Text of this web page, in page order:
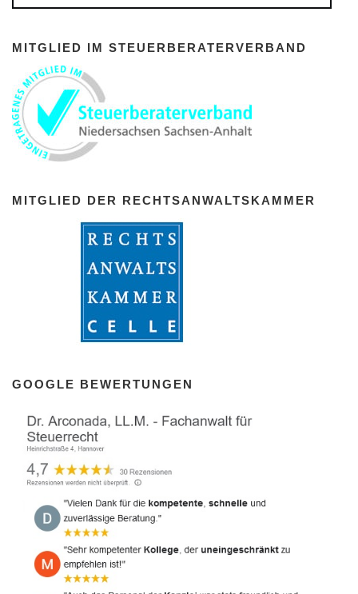
MITGLIED IM STEUERBERATERVERBAND
MITGLIED DER RECHTSANWALTSKAMMER
GOOGLE BEWERTUNGEN